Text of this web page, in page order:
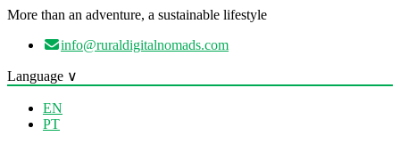
More than an adventure, a sustainable lifestyle
info@ruraldigitalnomads.com
Language ∨
EN
PT